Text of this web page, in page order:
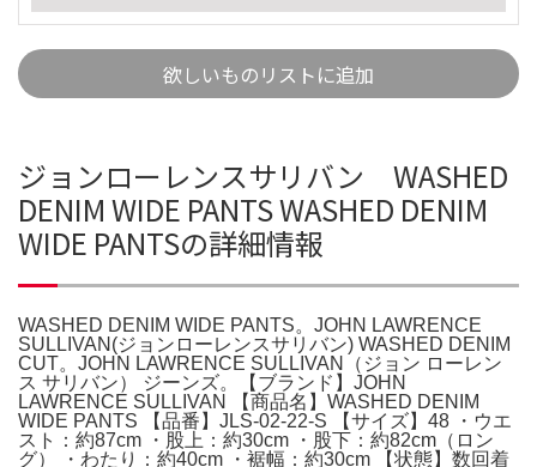
欲しいものリストに追加
ジョンローレンスサリバン WASHED
DENIM WIDE PANTS WASHED DENIM
WIDE PANTSの詳細情報
WASHED DENIM WIDE PANTS。JOHN LAWRENCE
SULLIVAN(ジョンローレンスサリバン) WASHED DENIM
CUT。JOHN LAWRENCE SULLIVAN（ジョン ローレン
ス サリバン） ジーンズ。【ブランド】JOHN
LAWRENCE SULLIVAN 【商品名】WASHED DENIM
WIDE PANTS 【品番】JLS-02-22-S 【サイズ】48 ・ウエ
スト：約87cm ・股上：約30cm ・股下：約82cm（ロン
グ） ・わたり：約40cm ・裾幅：約30cm 【状態】数回着